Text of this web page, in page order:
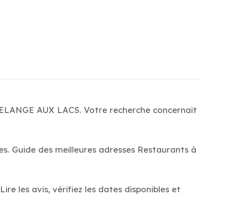
AUX LACS. Votre recherche concernait
Guide des meilleures adresses Restaurants à
les avis, vérifiez les dates disponibles et